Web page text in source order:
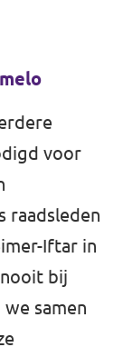
voor
raadsleden
Iftar in
bij
samen